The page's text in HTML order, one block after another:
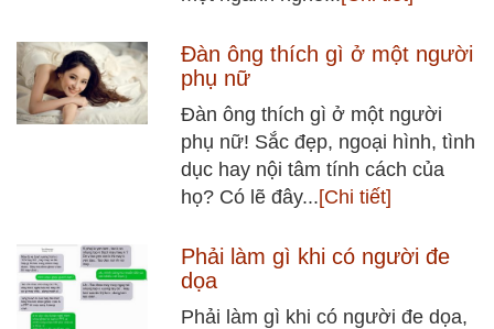
Đàn ông thích gì ở một người
phụ nữ
Đàn ông thích gì ở một người
phụ nữ! Sắc đẹp, ngoại hình, tình
dục hay nội tâm tính cách của
họ? Có lẽ đây...[Chi tiết]
Phải làm gì khi có người đe
dọa
Phải làm gì khi có người đe dọa,